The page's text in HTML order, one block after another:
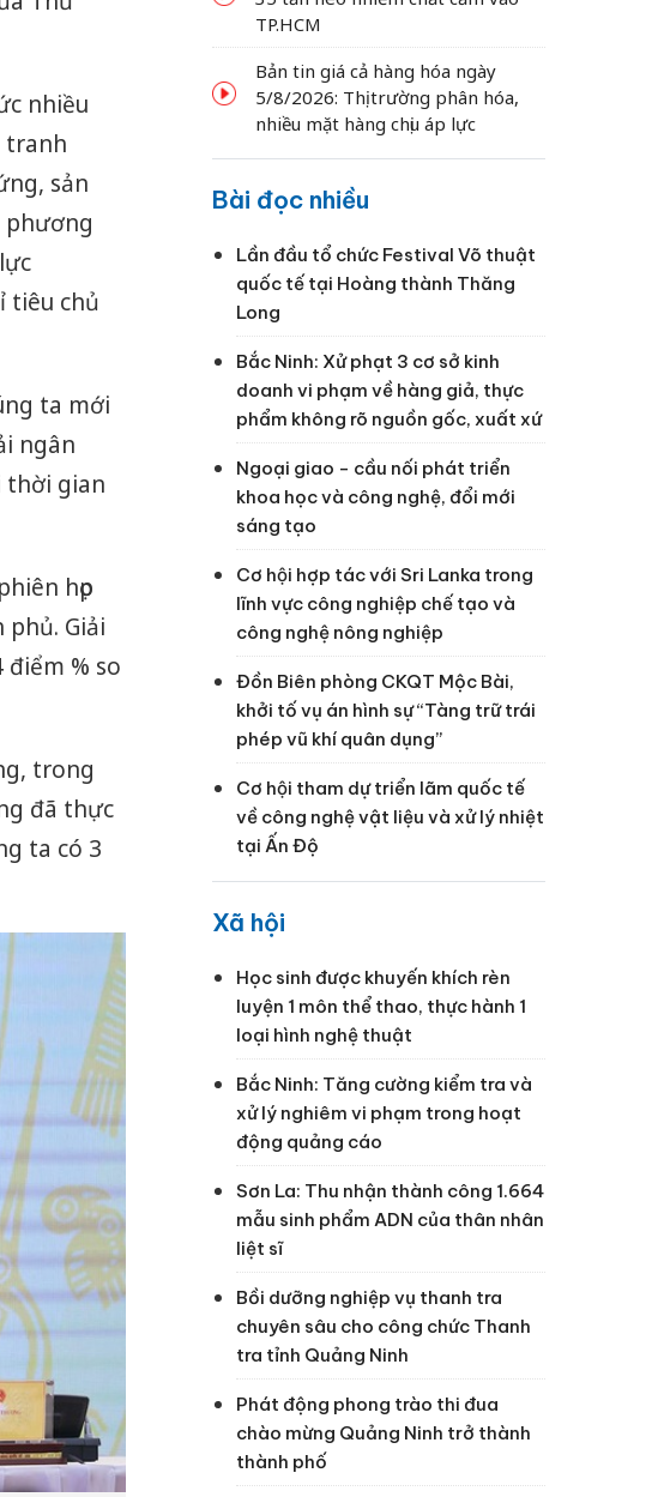
nhiều
tranh
sản
phương
tiêu chủ
ta mới
ngân
thời gian
họp
Giải
% so
trong
đã thực
ta có 3
TP.HCM
Bản tin giá cả hàng hóa ngày
5/8/2026: Thị trường phân hóa,
nhiều mặt hàng chịu áp lực
Bài đọc nhiều
Lần đầu tổ chức Festival Võ thuật
quốc tế tại Hoàng thành Thăng
Long
Bắc Ninh: Xử phạt 3 cơ sở kinh
doanh vi phạm về hàng giả, thực
phẩm không rõ nguồn gốc, xuất xứ
Ngoại giao - cầu nối phát triển
khoa học và công nghệ, đổi mới
sáng tạo
Cơ hội hợp tác với Sri Lanka trong
lĩnh vực công nghiệp chế tạo và
công nghệ nông nghiệp
Đồn Biên phòng CKQT Mộc Bài,
khởi tố vụ án hình sự “Tàng trữ trái
phép vũ khí quân dụng”
Cơ hội tham dự triển lãm quốc tế
về công nghệ vật liệu và xử lý nhiệt
tại Ấn Độ
Xã hội
Học sinh được khuyến khích rèn
luyện 1 môn thể thao, thực hành 1
loại hình nghệ thuật
Bắc Ninh: Tăng cường kiểm tra và
xử lý nghiêm vi phạm trong hoạt
động quảng cáo
Sơn La: Thu nhận thành công 1.664
mẫu sinh phẩm ADN của thân nhân
liệt sĩ
Bồi dưỡng nghiệp vụ thanh tra
chuyên sâu cho công chức Thanh
tra tỉnh Quảng Ninh
Phát động phong trào thi đua
chào mừng Quảng Ninh trở thành
thành phố